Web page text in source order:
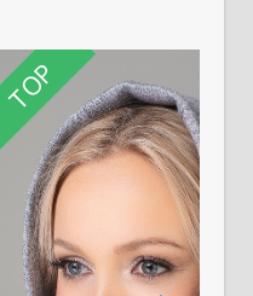
TOP